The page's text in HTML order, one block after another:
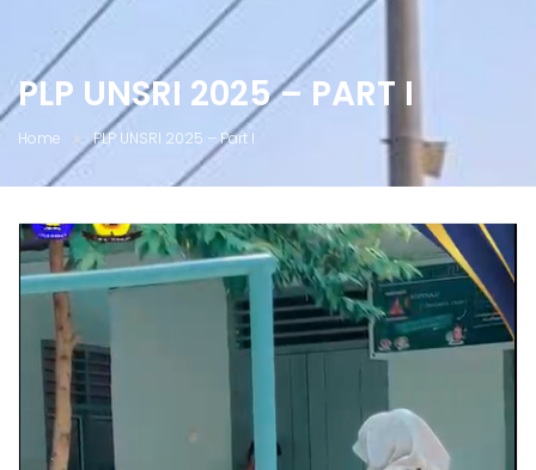
PLP UNSRI 2025 – PART I
Home PLP UNSRI 2025 – Part I